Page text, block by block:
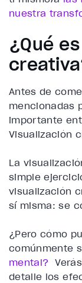
nuestra
¿Qué
Antes de
mencionadas
importante
Visualización
La
simple
visualización
sí misma: se
¿Pero cómo
comúnmente
mental?
detalle los